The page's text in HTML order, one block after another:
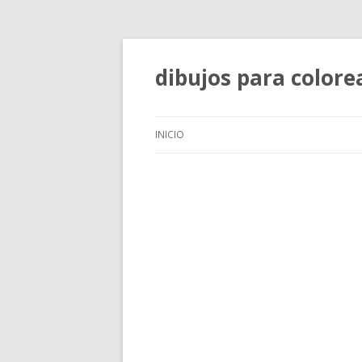
dibujos para
INICIO